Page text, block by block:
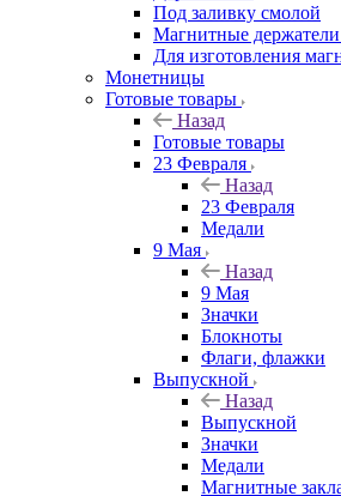
Под заливку смолой
Магнитные
Для изготовления
Монетницы
Готовые товары
Назад
Готовые товары
23 Февраля
Назад
23 Февраля
Медали
9 Мая
Назад
9 Мая
Значки
Блокноты
Флаги, флажки
Выпускной
Назад
Выпускной
Значки
Медали
Магнитные